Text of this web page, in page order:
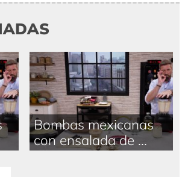
Bombas mexicanas
con ensalada de ...